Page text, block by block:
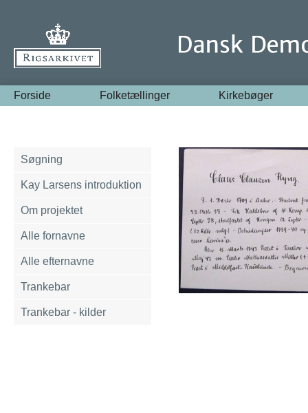
Forside Folketællinger Kirkebøger
Søgning
Kay Larsens introduktion
Om projektet
Alle fornavne
Alle efternavne
Trankebar
Trankebar - kilder